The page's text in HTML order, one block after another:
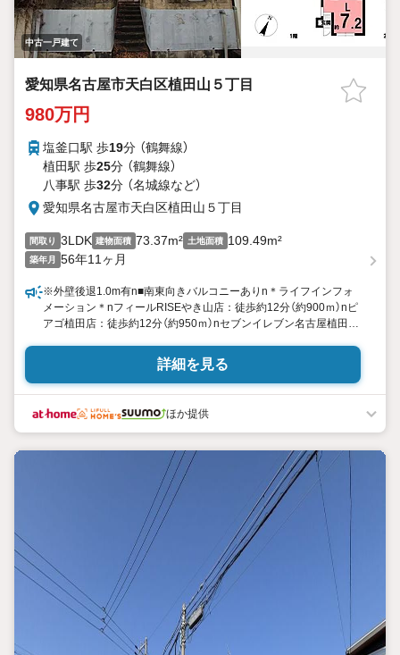
中古一戸建て
愛知県名古屋市天白区植田山５丁目
980万円
塩釜口駅 歩19分 （鶴舞線）
植田駅 歩25分 （鶴舞線）
八事駅 歩32分 （名城線など）
愛知県名古屋市天白区植田山５丁目
間取り 3LDK 建物面積 73.37m² 土地面積 109.49m²
築年月 56年11ヶ月
※外壁後退1.0m有n■南東向きバルコニーありn＊ライフインフォ
メーション＊nフィールRISEやき山店：徒歩約12分（約900ｍ）nピ
アゴ植田店：徒歩約12分（約950ｍ）nセブンイレブン名古屋植田山
徒歩約7分（約500ｍ）nマツモトキヨシ ピアゴ植田店：徒歩約12分
（約950ｍ）nツルハドラッグ焼山店：徒歩約13分（約1000ｍ）nマミ
ーベア保育園うえだきた：徒歩約12分（約950ｍ）nいぶき保育園：
公園：徒歩約7分（約550ｍ）
詳細を見る
ほか提供